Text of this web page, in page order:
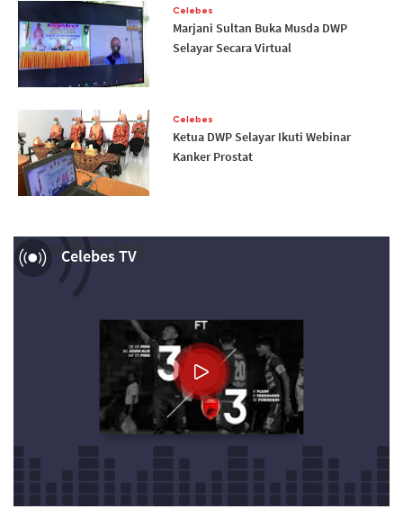
Celebes
Marjani Sultan Buka Musda DWP
Selayar Secara Virtual
Celebes
Ketua DWP Selayar Ikuti Webinar
Kanker Prostat
Celebes TV
Now Playing